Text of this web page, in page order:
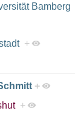
Bamberg
+
+
+